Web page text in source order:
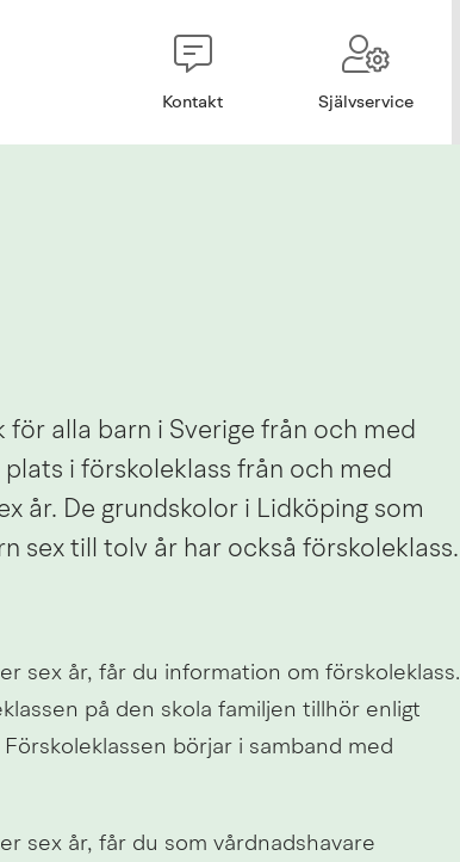
Kontakt Självservice
alla barn i Sverige från och med
i förskoleklass från och med
år. De grundskolor i Lidköping som
sex till tolv år har också förskoleklass.
sex år, får du information om förskoleklass.
på den skola familjen tillhör enligt
börjar i samband med
sex år, får du som vårdnadshavare